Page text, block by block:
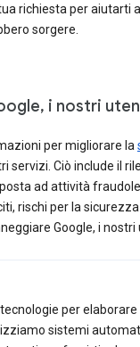
richiesta per aiutarti
sorgere.
i nostri
per migliorare la
servizi. Ciò include il
ad attività
rischi per la
Google, i nostri
per
sistemi